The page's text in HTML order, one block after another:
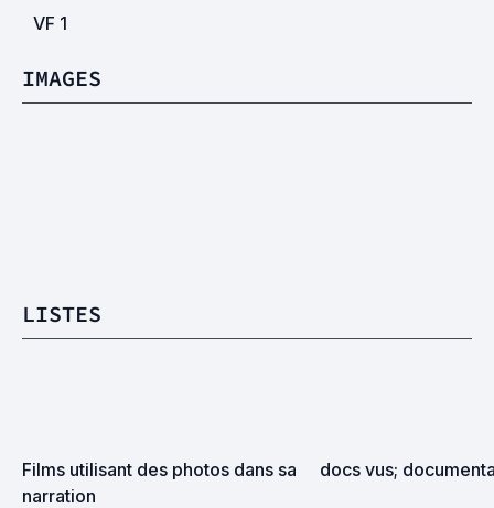
VF 1
IMAGES
LISTES
Films utilisant des photos dans sa
narration
docs vus;